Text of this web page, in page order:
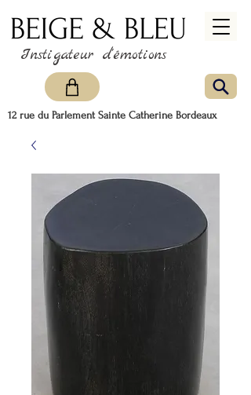
Instigateur d'émotions
12 rue du Parlement Sainte Catherine Bordeaux